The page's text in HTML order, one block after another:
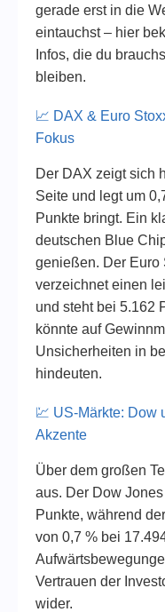
gerade erst in die
eintauchst – hier
Infos, die du
bleiben.
📈 DAX & Euro
Fokus
Der DAX zeigt sich
Seite und legt um
Punkte bringt. Ein
deutschen Blue
genießen. Der Euro
verzeichnet einen
und steht bei 5.162
könnte auf
Unsicherheiten in
hindeuten.
💹 US-Märkte: Dow
Akzente
Über dem großen
aus. Der Dow
Punkte, während
von 0,7 % bei
Vertrauen der
wider.